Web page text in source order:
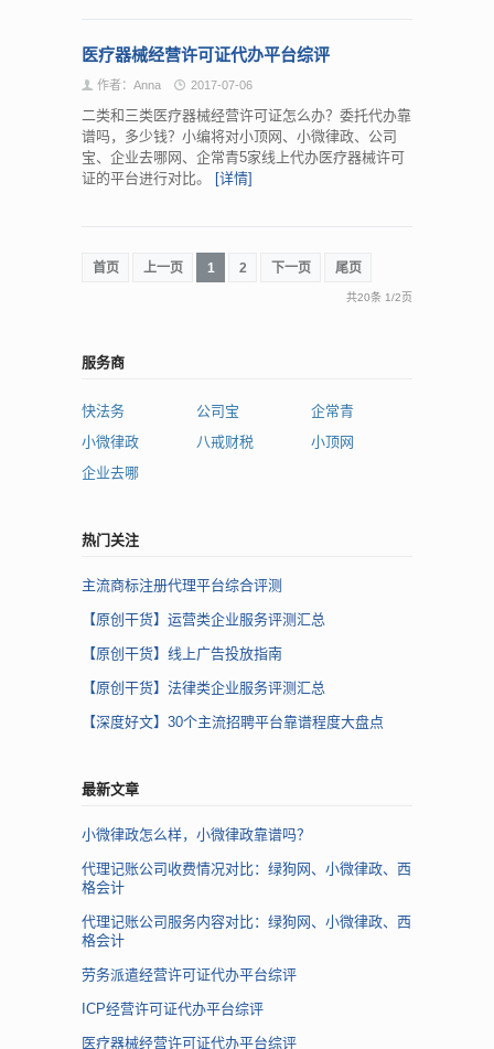
医疗器械经营许可证代办平台综评
作者：Anna 2017-07-06
二类和三类医疗器械经营许可证怎么办？委托代办靠
谱吗，多少钱？小编将对小顶网、小微律政、公司
宝、企业去哪网、企常青5家线上代办医疗器械许可
证的平台进行对比。
[详情]
首页 上一页 1 2 下一页 尾页
共20条 1/2页
服务商
快法务 公司宝
企常青
小微律政
八戒财税
小顶网
企业去哪
热门关注
主流商标注册代理平台综合评测
【原创干货】运营类企业服务评测汇总
【原创干货】线上广告投放指南
【原创干货】法律类企业服务评测汇总
【深度好文】30个主流招聘平台靠谱程度大盘点
最新文章
小微律政怎么样，小微律政靠谱吗？
代理记账公司收费情况对比：绿狗网、小微律政、西
格会计
代理记账公司服务内容对比：绿狗网、小微律政、西
格会计
劳务派遣经营许可证代办平台综评
ICP经营许可证代办平台综评
医疗器械经营许可证代办平台综评